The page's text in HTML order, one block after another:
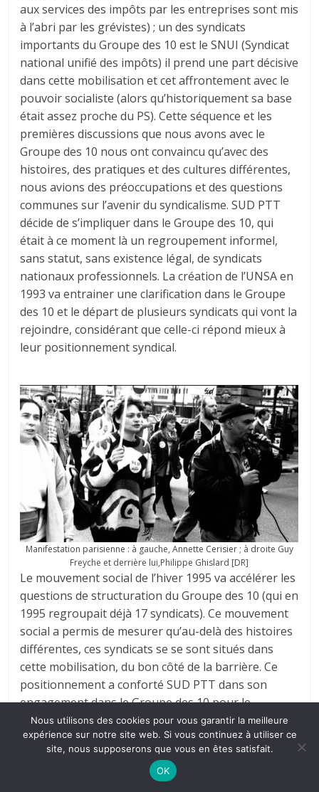
aux services des impôts par les entreprises sont mis
à l’abri par les grévistes) ; un des syndicats
importants du Groupe des 10 est le SNUI (Syndicat
national unifié des impôts) il prend une part décisive
dans cette mobilisation et cet affrontement avec le
pouvoir socialiste (alors qu’historiquement sa base
était assez proche du PS). Cette séquence et les
premières discussions que nous avons avec le
Groupe des 10 nous ont convaincu qu’avec des
histoires, des pratiques et des cultures différentes,
nous avions des préoccupations et des questions
communes sur l’avenir du syndicalisme. SUD PTT
décide de s’impliquer dans le Groupe des 10, qui
était à ce moment là un regroupement informel,
sans statut, sans existence légal, de syndicats
nationaux professionnels. La création de l’UNSA en
1993 va entrainer une clarification dans le Groupe
des 10 et le départ de plusieurs syndicats qui vont la
rejoindre, considérant que celle-ci répond mieux à
leur positionnement syndical.
Manifestation parisienne : à gauche, Annette Cerisier ; à droite Guy
Freyche et derrière lui,Philippe Ghislard [DR]
Le mouvement social de l’hiver 1995 va accélérer les
questions de structuration du Groupe des 10 (qui en
1995 regroupait déjà 17 syndicats). Ce mouvement
social a permis de mesurer qu’au-delà des histoires
différentes, ces syndicats se se sont situés dans
cette mobilisation, du bon côté de la barrière. Ce
positionnement a conforté SUD PTT dans son
engagement dans le Groupe des 10 pour le
structurer et mettre en route le projet de l’Union
syndicale Solidaires.
Nous utilisons des cookies pour vous garantir la meilleure
expérience sur notre site web. Si vous continuez à utiliser ce
site, nous supposerons que vous en êtes satisfait.
OK